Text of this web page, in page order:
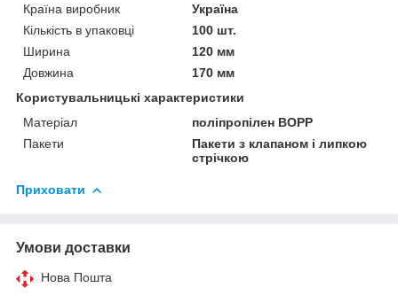
Країна виробник
Україна
Кількість в упаковці
100 шт.
Ширина
120 мм
Довжина
170 мм
Користувальницькі характеристики
Матеріал
поліпропілен ВОРР
Пакети
Пакети з клапаном і липкою
стрічкою
Приховати
Умови доставки
Нова Пошта